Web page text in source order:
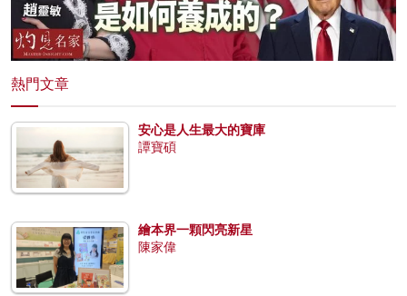
熱門文章
安心是人生最大的寶庫
譚寶碩
繪本界一顆閃亮新星
陳家偉